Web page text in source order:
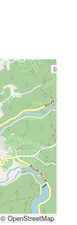
© OpenStreetMap